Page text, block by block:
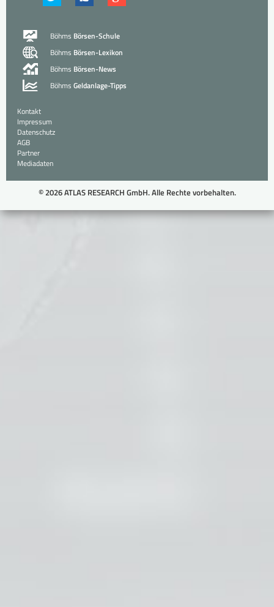
Böhms Börsen-Schule
Böhms Börsen-Lexikon
Böhms Börsen-News
Böhms Geldanlage-Tipps
Kontakt
Impressum
Datenschutz
AGB
Partner
Mediadaten
© 2026 ATLAS RESEARCH GmbH. Alle Rechte vorbehalten.